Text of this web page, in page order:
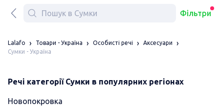
Фільтри
Lalafo Товари - Україна Особисті речі
Аксесуари
Сумки - Україна
Речі категорії Сумки в популярних регіонах
Новопокровка